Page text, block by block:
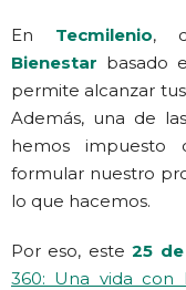
En Tecmilenio,
Bienestar basado
permite alcanzar
Además, una de
hemos impuesto
formular nuestro
lo que hacemos.
Por eso, este25
360: Una vida con